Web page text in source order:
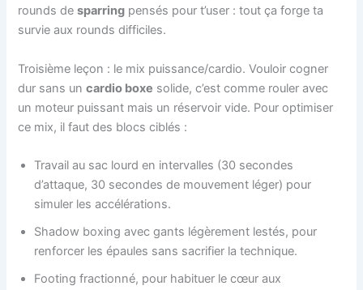
rounds desparring pensés pour t’user : tout ça forge ta
survie aux rounds difficiles.
Troisième leçon : le mix puissance/cardio. Vouloir cogner
dur sans uncardio boxe solide, c’est comme rouler avec
un moteur puissant mais un réservoir vide. Pour optimiser
ce mix, il faut des blocs ciblés :
Travail au sac lourd en intervalles (30 secondes
d’attaque, 30 secondes de mouvement léger) pour
simuler les accélérations.
Shadow boxing avec gants légèrement lestés, pour
renforcer les épaules sans sacrifier la technique.
Footing fractionné, pour habituer le cœur aux